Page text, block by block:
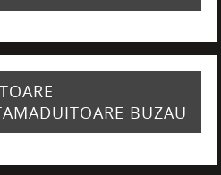
BUZAU